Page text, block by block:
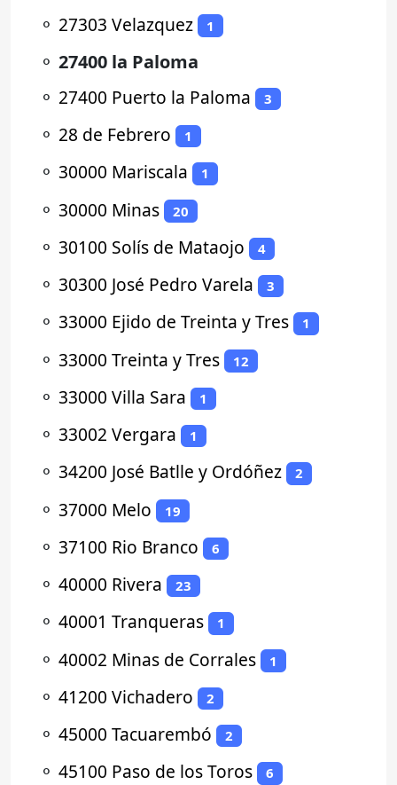
⚬ 27303 Velazquez 1
⚬ 27400 la Paloma
⚬ 27400 Puerto la Paloma 3
⚬ 28 de Febrero 1
⚬ 30000 Mariscala 1
⚬ 30000 Minas 20
⚬ 30100 Solís de Mataojo 4
⚬ 30300 José Pedro Varela 3
⚬ 33000 Ejido de Treinta y Tres 1
⚬ 33000 Treinta y Tres 12
⚬ 33000 Villa Sara 1
⚬ 33002 Vergara 1
⚬ 34200 José Batlle y Ordóñez 2
⚬ 37000 Melo 19
⚬ 37100 Rio Branco 6
⚬ 40000 Rivera 23
⚬ 40001 Tranqueras 1
⚬ 40002 Minas de Corrales 1
⚬ 41200 Vichadero 2
⚬ 45000 Tacuarembó 2
⚬ 45100 Paso de los Toros 6